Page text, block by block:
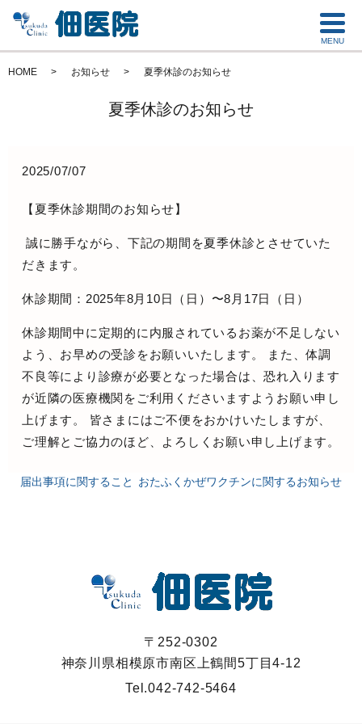
MENU
HOME お知らせ 夏季休診のお知らせ
夏季休診のお知らせ
2025/07/07
【夏季休診期間のお知らせ】
誠に勝手ながら、下記の期間を夏季休診とさせていた
だきます。
休診期間： 2025年8月10日（日）〜8月17日（日）
休診期間中に定期的に内服されているお薬が不足しない
よう、お早めの受診をお願いいたします。 また、体調
不良等により診療が必要となった場合は、恐れ入ります
が近隣の医療機関をご利用くださいますようお願い申し
上げます。 皆さまにはご不便をおかけいたしますが、
ご理解とご協力のほど、よろしくお願い申し上げます。
届出事項に関すること おたふくかぜワクチンに関するお知らせ
〒252-0302
神奈川県相模原市南区上鶴間5丁目4-12
Tel.042-742-5464